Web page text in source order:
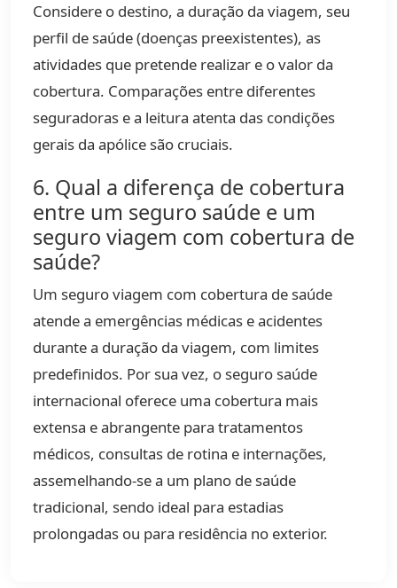
Considere o destino, a duração da viagem, seu
perfil de saúde (doenças preexistentes), as
atividades que pretende realizar e o valor da
cobertura. Comparações entre diferentes
seguradoras e a leitura atenta das condições
gerais da apólice são cruciais.
6. Qual a diferença de cobertura
entre um seguro saúde e um
seguro viagem com cobertura de
saúde?
Um seguro viagem com cobertura de saúde
atende a emergências médicas e acidentes
durante a duração da viagem, com limites
predefinidos. Por sua vez, o seguro saúde
internacional oferece uma cobertura mais
extensa e abrangente para tratamentos
médicos, consultas de rotina e internações,
assemelhando-se a um plano de saúde
tradicional, sendo ideal para estadias
prolongadas ou para residência no exterior.